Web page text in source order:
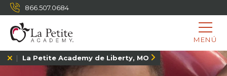
866.507.0684
MENÚ
La Petite Academy de Liberty, MO